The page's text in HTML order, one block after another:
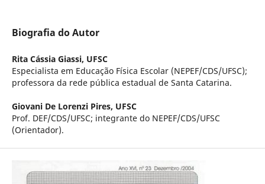
Biografia do Autor
Rita Cássia Giassi, UFSC
Especialista em Educação Física Escolar (NEPEF/CDS/UFSC);
professora da rede pública estadual de Santa Catarina.
Giovani De Lorenzi Pires, UFSC
Prof. DEF/CDS/UFSC; integrante do NEPEF/CDS/UFSC
(Orientador).